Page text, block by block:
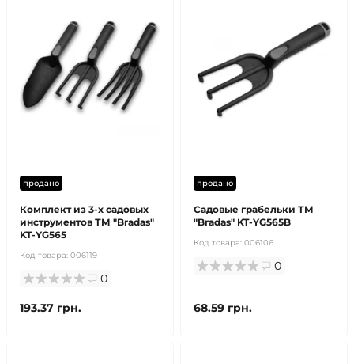
продано
Комплект из 3-х садовых
инструментов ТМ "Bradas"
KT-YG565
Код товара: 006119
0
193.37 грн.
продано
Садовые грабельки ТМ
"Bradas" KT-YG565B
Код товара: 006106
0
68.59 грн.